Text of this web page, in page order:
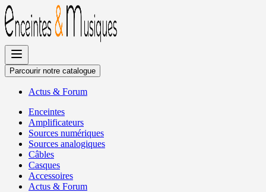
Allez
au
contenu
Parcourir notre catalogue
Actus & Forum
Enceintes
Amplificateurs
Sources numériques
Sources analogiques
Câbles
Casques
Accessoires
Actus & Forum